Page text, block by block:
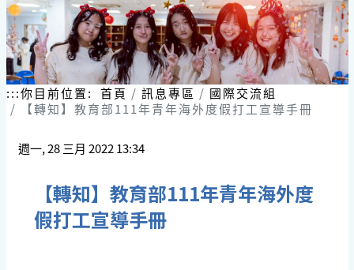
:::你目前位置: 首頁 訊息專區
國際交流組
【轉知】教育部111年青年海外度假打工宣導手冊
週一, 28 三月 2022 13:34
【轉知】教育部111年青年海外度
假打工宣導手冊